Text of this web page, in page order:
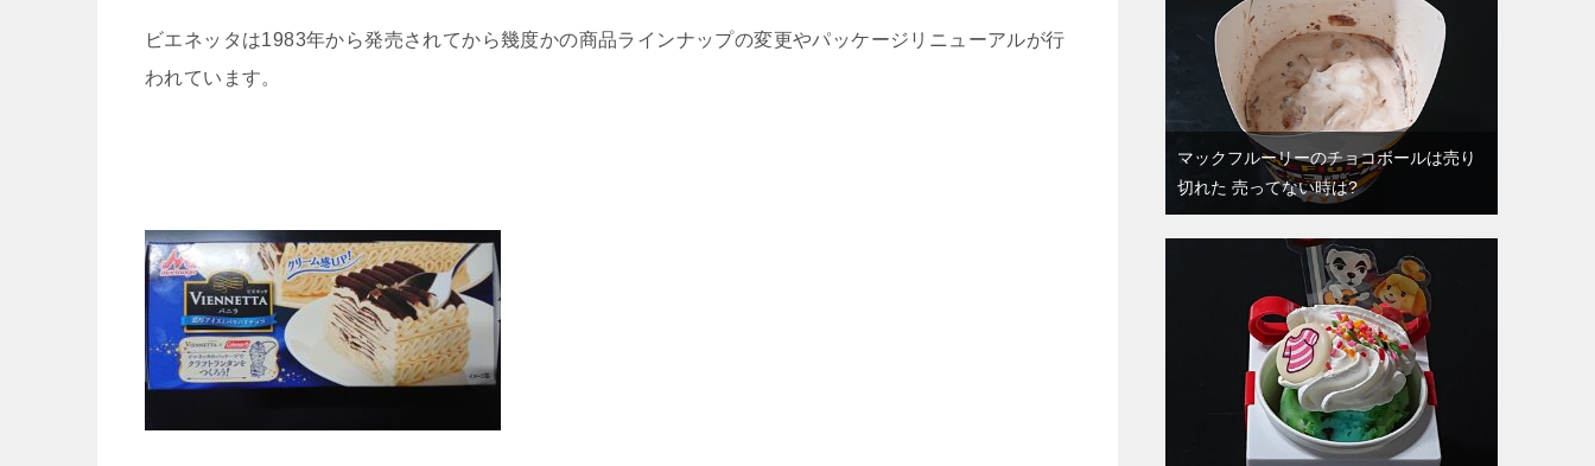
ビエネッタは1983年から発売されてから幾度かの商品ラインナップの変更やパッケージリニューアルが行
われています。
マックフルーリーのチョコボールは売り
切れた 売ってない時は?